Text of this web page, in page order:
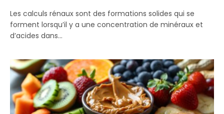
Les calculs rénaux sont des formations solides qui se
forment lorsqu’il y a une concentration de minéraux et
d’acides dans…